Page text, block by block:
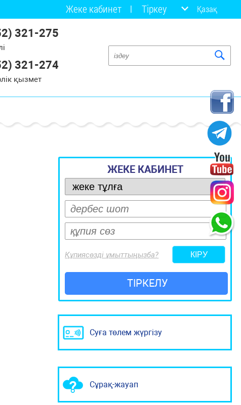
Жеке кабинет Тіркеу Қазақ
321-275
321-274
қызмет
ЖЕКЕ КАБИНЕТ
Құпиясөзді ұмыттыңызба?
ТІРКЕЛУ
Суға төлем жүргізу
Сұрақ-жауап